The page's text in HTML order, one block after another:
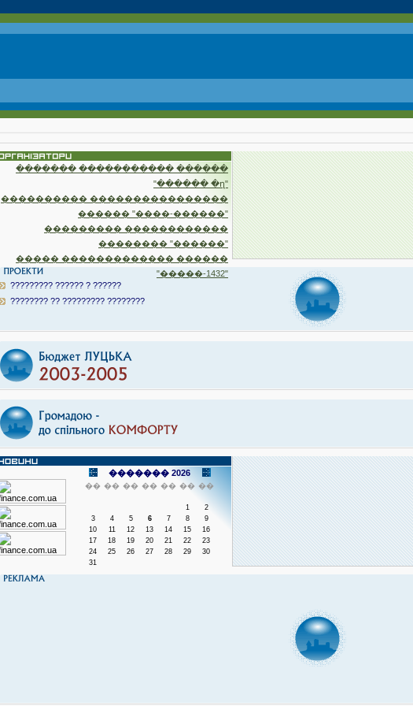
������� ����������� ������
"������ �ղ"
���������� ����������������
������ "����-������"
��������� ������������
�������� "������"
����� ������������� ������
"�����-1432"
????????? ?????? ? ??????
???????? ?? ????????? ????????
������� 2026
�� �� �� �� �� �� ��
1
2
3
4 5 6 7 8
9
10
11 12 13 14 15
16
17
18 19 20 21 22
23
24
25 26 27 28 29
30
31